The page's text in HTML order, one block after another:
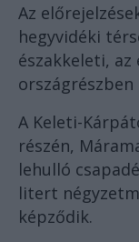
Az
hegyvidéki
északkeleti, az
országrészben
A Keleti-
részén,
lehulló
litert
képződik.